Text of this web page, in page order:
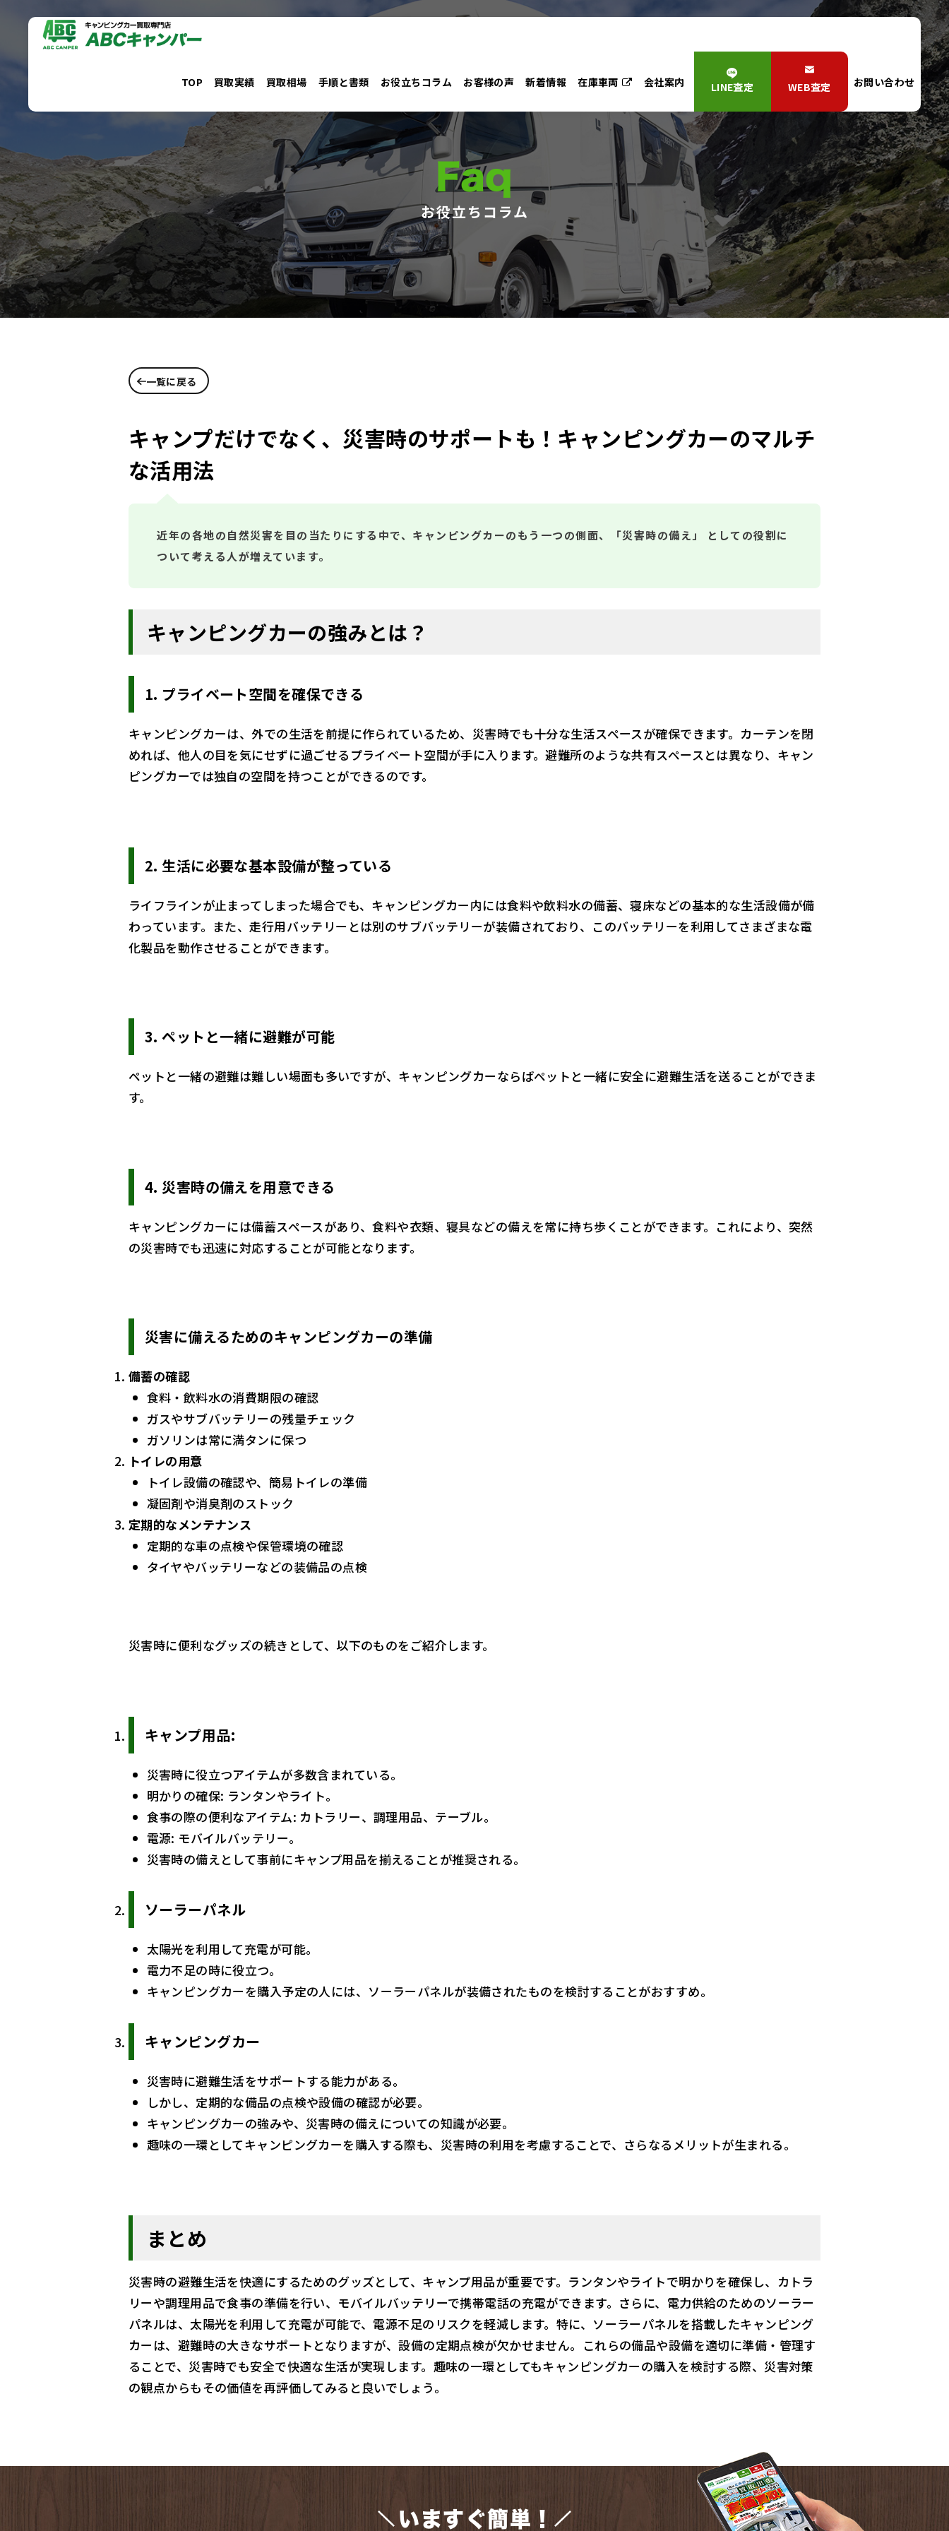
キ
ッ
プ
TOP 買取実績 買取相場 手順と書類 お役立ちコラム お客様の声 新着情報 在庫車両 会社案内 LINE査定 WEB査定 お問い合わせ
Faq
お役立ちコラム
一覧に戻る
キャンプだけでなく、災害時のサポートも！キャンピングカーのマルチ
な活用法
近年の各地の自然災害を目の当たりにする中で、キャンピングカーのもう一つの側面、「災害時の備え」 としての役割に
ついて考える人が増えています。
キャンピングカーの強みとは？
1. プライベート空間を確保できる
キャンピングカーは、外での生活を前提に作られているため、災害時でも十分な生活スペースが確保できます。カーテンを閉
めれば、他人の目を気にせずに過ごせるプライベート空間が手に入ります。避難所のような共有スペースとは異なり、キャン
ピングカーでは独自の空間を持つことができるのです。
2. 生活に必要な基本設備が整っている
ライフラインが止まってしまった場合でも、キャンピングカー内には食料や飲料水の備蓄、寝床などの基本的な生活設備が備
わっています。また、走行用バッテリーとは別のサブバッテリーが装備されており、このバッテリーを利用してさまざまな電
化製品を動作させることができます。
3.ペットと一緒に避難が可能
ペットと一緒の避難は難しい場面も多いですが、キャンピングカーならばペットと一緒に安全に避難生活を送ることができま
す。
4. 災害時の備えを用意できる
キャンピングカーには備蓄スペースがあり、食料や衣類、寝具などの備えを常に持ち歩くことができます。これにより、突然
の災害時でも迅速に対応することが可能となります。
災害に備えるためのキャンピングカーの準備
備蓄の確認
食料・飲料水の消費期限の確認
ガスやサブバッテリーの残量チェック
ガソリンは常に満タンに保つ
トイレの用意
トイレ設備の確認や、簡易トイレの準備
凝固剤や消臭剤のストック
定期的なメンテナンス
定期的な車の点検や保管環境の確認
タイヤやバッテリーなどの装備品の点検
災害時に便利なグッズの続きとして、以下のものをご紹介します。
キャンプ用品:
災害時に役立つアイテムが多数含まれている。
明かりの確保: ランタンやライト。
食事の際の便利なアイテム: カトラリー、調理用品、テーブル。
電源: モバイルバッテリー。
災害時の備えとして事前にキャンプ用品を揃えることが推奨される。
ソーラーパネル
太陽光を利用して充電が可能。
電力不足の時に役立つ。
キャンピングカーを購入予定の人には、ソーラーパネルが装備されたものを検討することがおすすめ。
キャンピングカー
災害時に避難生活をサポートする能力がある。
しかし、定期的な備品の点検や設備の確認が必要。
キャンピングカーの強みや、災害時の備えについての知識が必要。
趣味の一環としてキャンピングカーを購入する際も、災害時の利用を考慮することで、さらなるメリットが生まれる。
まとめ
災害時の避難生活を快適にするためのグッズとして、キャンプ用品が重要です。ランタンやライトで明かりを確保し、カトラ
リーや調理用品で食事の準備を行い、モバイルバッテリーで携帯電話の充電ができます。さらに、電力供給のためのソーラー
パネルは、太陽光を利用して充電が可能で、電源不足のリスクを軽減します。特に、ソーラーパネルを搭載したキャンピング
カーは、避難時の大きなサポートとなりますが、設備の定期点検が欠かせません。これらの備品や設備を適切に準備・管理す
ることで、災害時でも安全で快適な生活が実現します。趣味の一環としてもキャンピングカーの購入を検討する際、災害対策
の観点からもその価値を再評価してみると良いでしょう。
いますぐ簡単！